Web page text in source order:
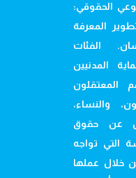
الحقوقي:
المعرفة
الفئات
المدنيين
المعتقلون
والنساء،
عن حقوق
التي تواجه
خلال عملها